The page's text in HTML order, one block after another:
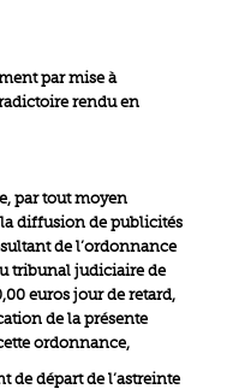
par mise à
rendu en
par tout moyen
diffusion de publicités
de l’ordonnance
tribunal judiciaire de
euros jour de retard,
de la présente
ordonnance,
de départ de l’astreinte